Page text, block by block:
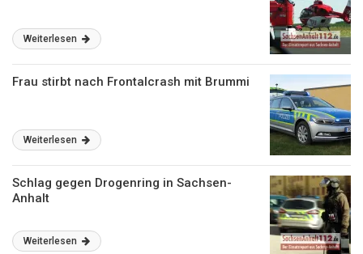
Weiterlesen
Frau stirbt nach Frontalcrash mit Brummi
Weiterlesen
Schlag gegen Drogenring in Sachsen-
Anhalt
Weiterlesen